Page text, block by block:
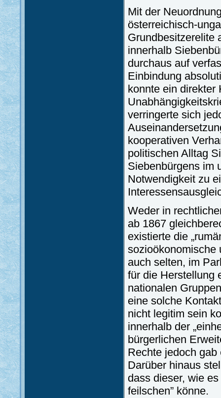
Mit der
österreichisch-
Grundbesitzerelite
innerhalb
durchaus auf
Einbindung
konnte ein
verringerte sich
kooperativen
politischen Alltag
Siebenbürgens im
Notwendigkeit zu
Weder in
ab 1867
existierte die
sozioökonomische
auch selten, im
für die Herstellung
nationalen
eine solche
nicht legitim sein
innerhalb der
bürgerlichen
Rechte jedoch
Darüber hinaus
dass dieser, wie
feilschen” könne.